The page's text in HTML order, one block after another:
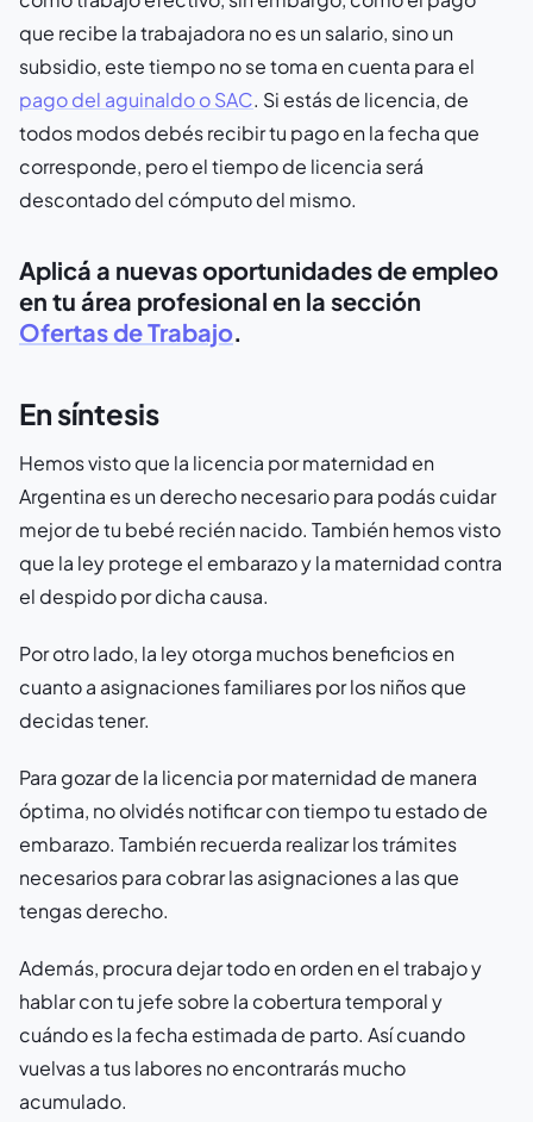
que recibe la trabajadora no es un salario, sino un
subsidio, este tiempo no se toma en cuenta para el
pago del aguinaldo o SAC. Si estás de licencia, de
todos modos debés recibir tu pago en la fecha que
corresponde, pero el tiempo de licencia será
descontado del cómputo del mismo.
Aplicá a nuevas oportunidades de empleo
en tu área profesional en la sección
Ofertas de Trabajo.
En síntesis
Hemos visto que la licencia por maternidad en
Argentina es un derecho necesario para podás cuidar
mejor de tu bebé recién nacido. También hemos visto
que la ley protege el embarazo y la maternidad contra
el despido por dicha causa.
Por otro lado, la ley otorga muchos beneficios en
cuanto a asignaciones familiares por los niños que
decidas tener.
Para gozar de la licencia por maternidad de manera
óptima, no olvidés notificar con tiempo tu estado de
embarazo. También recuerda realizar los trámites
necesarios para cobrar las asignaciones a las que
tengas derecho.
Además, procura dejar todo en orden en el trabajo y
hablar con tu jefe sobre la cobertura temporal y
cuándo es la fecha estimada de parto. Así cuando
vuelvas a tus labores no encontrarás mucho
acumulado.